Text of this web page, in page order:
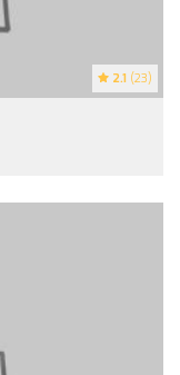
2.1 (23)